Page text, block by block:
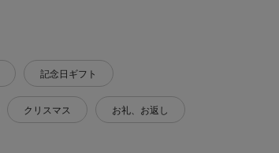
記念日ギフト
クリスマス お礼、お返し